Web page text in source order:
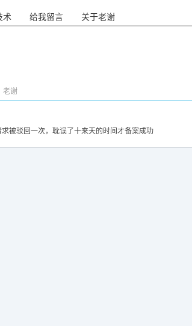
术 给我留言 关于老谢
老谢
被驳回一次，耽误了十来天的时间才备案成功